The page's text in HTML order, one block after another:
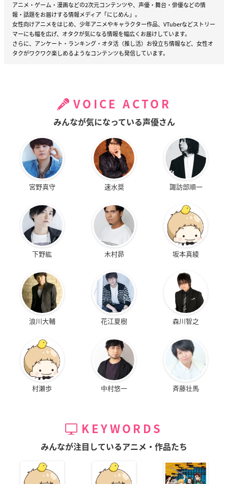
アニメ・ゲーム・漫画などの2次元コンテンツや、声優・舞台・俳優などの情
報・話題をお届けする情報メディア「にじめん」。
女性向けアニメをはじめ、少年アニメやキャラクター作品、VTuberなどストリー
マーにも幅を広げ、オタクが気になる情報を幅広くお届けしています。
さらに、アンケート・ランキング・オタ活（推し活）お役立ち情報など、女性オ
タクがワクワク楽しめるようなコンテンツも発信しています。
VOICE ACTOR
みんなが気になっている声優さん
宮野真守 速水奨 諏訪部順一
下野紘 木村昴 坂本真綾
浪川大輔 花江夏樹 森川智之
村瀬歩 中村悠一 斉藤壮馬
KEYWORDS
みんなが注目しているアニメ・作品たち